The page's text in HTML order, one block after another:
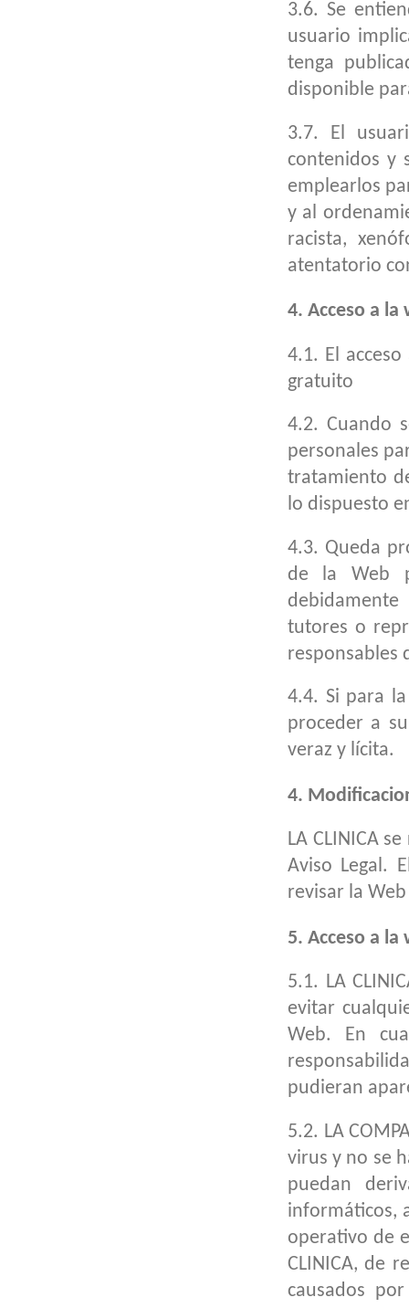
3.6. Se
usuario
tenga
disponible
3.7. El
contenidos y
emplearlos
y al
racista,
atentatorio
4. Acceso a la
4.1. El
gratuito
4.2. Cuando
personales
tratamiento
lo dispuesto
4.3. Queda
de la Web
tutores o
responsables
4.4. Si para
proceder a
veraz y lícita.
4.
LA CLINICA
Aviso Legal.
revisar la
5. Acceso a la
5.1. LA
evitar
Web. En
pudieran
5.2. LA
virus y no se
puedan
informáticos,
operativo de
CLINICA, de
causados